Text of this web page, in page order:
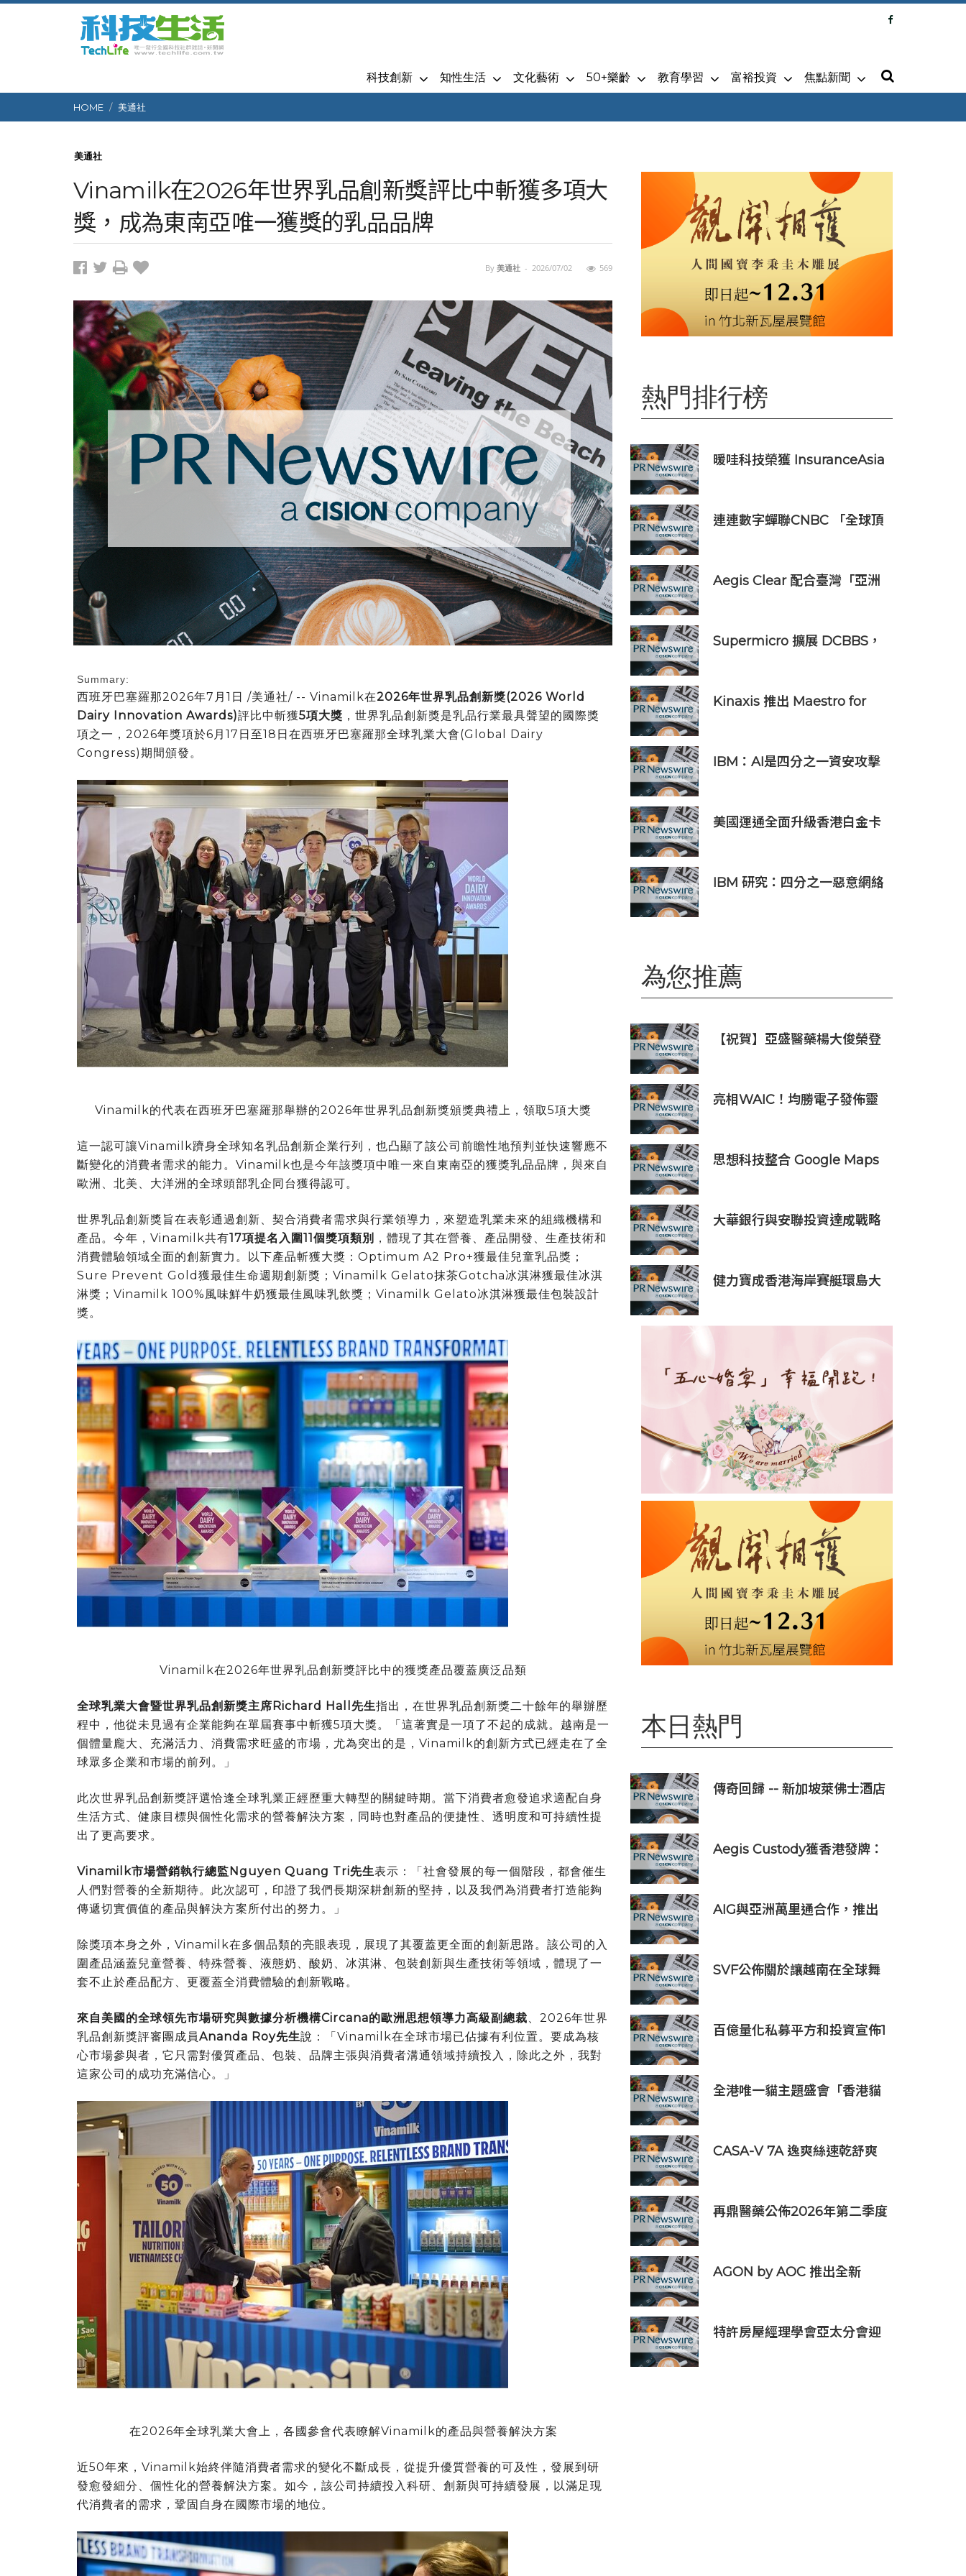
科技創新 知性生活 文化藝術 50+樂齡 教育學習 富裕投資 焦點新聞
HOME 美通社
美通社
Vinamilk在2026年世界乳品創新獎評比中斬獲多項大
獎，成為東南亞唯一獲獎的乳品品牌
By 美通社 - 2026/07/02 569
Summary:
西班牙巴塞羅那2026年7月1日 /美通社/ -- Vinamilk在2026年世界乳品創新獎(2026 World
Dairy Innovation Awards)評比中斬獲5項大獎 ，世界乳品創新獎是乳品行業最具聲望的國際獎
項之一，2026年獎項於6月17日至18日在西班牙巴塞羅那全球乳業大會(Global Dairy
Congress)期間頒發‌。
Vinamilk的代表在西班牙巴塞羅那舉辦的2026年世界乳品創新獎頒獎典禮上，領取5項大獎
這一認可讓Vinamilk躋身全球知名乳品創新企業行列，也凸顯了該公司前瞻性地預判並快速響應不
斷變化的消費者需求的能力。Vinamilk也是今年該獎項中唯一來自東南亞的獲獎乳品品牌，與來自
歐洲、北美、大洋洲的全球頭部乳企同台獲得認可。
世界乳品創新獎旨在表彰通過創新、契合消費者需求與行業領導力，來塑造乳業未來的組織機構和
產品。今年，Vinamilk共有17項提名入圍11個獎項類別 ，體現了其在營養、產品開發、生產技術和
消費體驗領域全面的創新實力。以下產品斬獲大獎：Optimum A2 Pro+獲最佳兒童乳品獎；
Sure Prevent Gold獲最佳生命週期創新獎；Vinamilk Gelato抹茶Gotcha冰淇淋獲最佳冰淇
淋獎；Vinamilk 100%風味鮮牛奶獲最佳風味乳飲獎；Vinamilk Gelato冰淇淋獲最佳包裝設計
獎。
Vinamilk在2026年世界乳品創新獎評比中的獲獎產品覆蓋廣泛品類
全球乳業大會暨世界乳品創新獎主席Richard Hall先生指出，在世界乳品創新獎二十餘年的舉辦歷
程中，他從未見過有企業能夠在單屆賽事中斬獲5項大獎。「這著實是一項了不起的成就。越南是一
個體量龐大、充滿活力、消費需求旺盛的市場，尤為突出的是，Vinamilk的創新方式已經走在了全
球眾多企業和市場的前列。」
此次世界乳品創新獎評選恰逢全球乳業正經歷重大轉型的關鍵時期。當下消費者愈發追求適配自身
生活方式、健康目標與個性化需求的營養解決方案，同時也對產品的便捷性、透明度和可持續性提
出了更高要求。
Vinamilk市場營銷執行總監Nguyen Quang Tri先生表示：「社會發展的每一個階段，都會催生
人們對營養的全新期待。此次認可，印證了我們長期深耕創新的堅持，以及我們為消費者打造能夠
傳遞切實價值的產品與解決方案所付出的努力。」
除獎項本身之外，Vinamilk在多個品類的亮眼表現，展現了其覆蓋更全面的創新思路。該公司的入
圍產品涵蓋兒童營養、特殊營養、液態奶、酸奶、冰淇淋、包裝創新與生產技術等領域，體現了一
套不止於產品配方、更覆蓋全消費體驗的創新戰略。
來自美國的全球領先市場研究與數據分析機構Circana的歐洲思想領導力高級副總裁、2026年世界
乳品創新獎評審團成員Ananda Roy先生說：「Vinamilk在全球市場已佔據有利位置。要成為核
心市場參與者，它只需對優質產品、包裝、品牌主張與消費者溝通領域持續投入，除此之外，我對
這家公司的成功充滿信心。」
在2026年全球乳業大會上，各國參會代表瞭解Vinamilk的產品與營養解決方案
近50年來，Vinamilk始終伴隨消費者需求的變化不斷成長，從提升優質營養的可及性，發展到研
發愈發細分、個性化的營養解決方案。如今，該公司持續投入科研、創新與可持續發展，以滿足現
代消費者的需求，鞏固自身在國際市場的地位。
熱門排行榜
暖哇科技榮獲 InsuranceAsia
連連數字蟬聯CNBC 「全球頂
Aegis Clear 配合臺灣「亞洲
Supermicro 擴展 DCBBS，
Kinaxis 推出 Maestro for
IBM：AI是四分之一資安攻擊
美國運通全面升級香港白金卡
IBM 研究：四分之一惡意網絡
為您推薦
【祝賀】亞盛醫藥楊大俊榮登
亮相WAIC！均勝電子發佈靈
思想科技整合 Google Maps
單、削減 25% 車隊營運成本
大華銀行與安聯投資達成戰略
健力寶成香港海岸賽艇環島大
本日熱門
傳奇回歸 -- 新加坡萊佛士酒店
Aegis Custody獲香港發牌：
AIG與亞洲萬里通合作，推出
SVF公佈關於讓越南在全球舞
百億量化私募平方和投資宣佈1
全港唯一貓主題盛會「香港貓
CASA-V 7A 逸爽絲速乾舒爽
再鼎醫藥公佈2026年第二季度
AGON by AOC 推出全新
特許房屋經理學會亞太分會迎